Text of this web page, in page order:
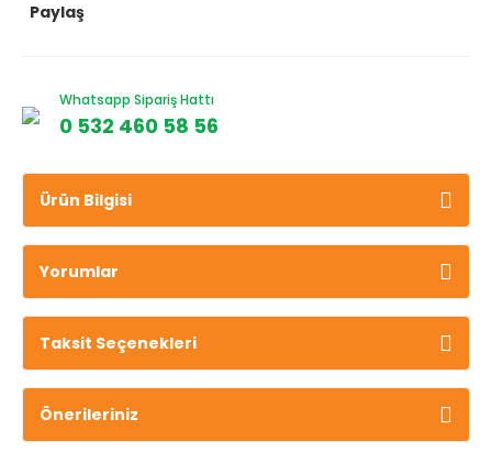
Paylaş
Whatsapp Sipariş Hattı
0 532 460 58 56
Ürün Bilgisi
Yorumlar
Taksit Seçenekleri
Önerileriniz